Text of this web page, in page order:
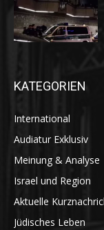
KATEGORIEN
International
Audiatur Exklusiv
Meinung & Analyse
Israel und Region
Aktuelle
Jüdisches Leben